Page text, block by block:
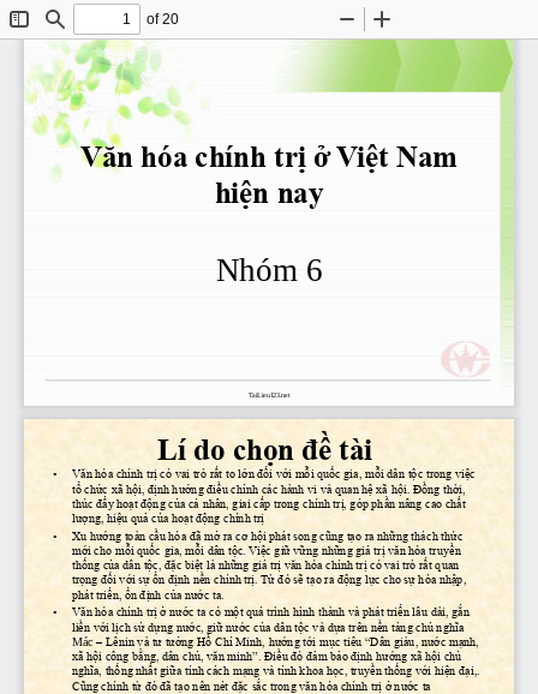
Toggle
Sidebar
Find
of 20
Zoom
Văn hóa chính trị ở Việt Nam
hiện nay
Nhóm 6
TaiLieu123.net
Lí do chọn đề tài
•
Văn hóa chính trị có vai trò rất to lớn đối với mỗi quốc gia, mỗi dân tộc trong việc
tổ chức xã hội, định hướng điều chỉnh các hành vi và quan hệ xã hội. Đồng thời,
thúc đẩy hoạt động của cá nhân, giai cấp trong chính trị, góp phần nâng cao chất
lượng, hiệu quả của hoạt động chính trị
•
Xu hướng toàn cầu hóa đã mở ra cơ hội phát song cũng tạo ra những thách thức
mới cho mỗi quốc gia, mỗi dân tộc. Việc giữ vững những giá trị văn hóa truyền
thống của dân tộc, đặc biệt là những giá trị văn hóa chính trị có vai trò rất quan
trọng đối với sự ổn định nền chính trị. Từ đó sẽ tạo ra động lực cho sự hòa nhập,
phát triển, ổn định của nước ta.
•
Văn hóa chính trị ở nước ta có một quá trình hình thành và phát triển lâu dài, gắn
liền với lịch sử dựng nước, giữ nước của dân tộc và dựa trên nền tảng chủ nghĩa
Mác – Lênin và tư tưởng Hồ Chí Minh, hướng tới mục tiêu “Dân giàu, nước mạnh,
xã hội công bằng, dân chủ, văn minh”. Điều đó đảm bảo định hướng xã hội chủ
nghĩa, thống nhất giữa tính cách mạng và tính khoa học, truyền thống với hiện đại,.
Cũng chính từ đó đã tạo nên nét đặc sắc trong văn hóa chính trị ở nước ta